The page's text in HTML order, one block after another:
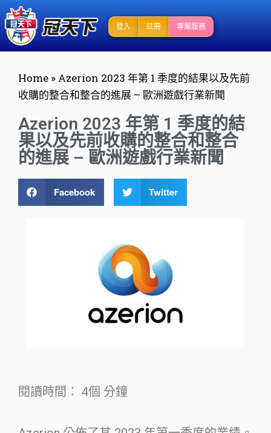
登入 註冊 專屬服務
Home » Azerion 2023 年第 1 季度的結果以及先前
收購的整合和整合的進展 – 歐洲遊戲行業新聞
Azerion 2023 年第 1 季度的結
果以及先前收購的整合和整合
的進展 – 歐洲遊戲行業新聞
Facebook Twitter
閱讀時間： 4個 分鐘